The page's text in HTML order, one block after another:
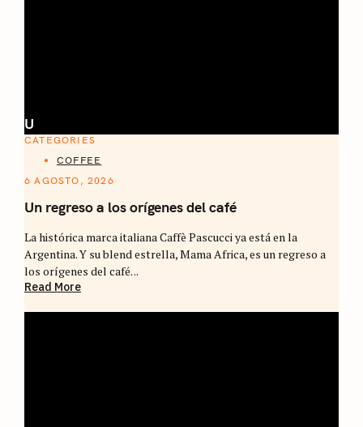
U
CATEGORIES
COFFEE
6 AGOSTO, 2026
Un regreso a los orígenes del café
La histórica marca italiana Caffè Pascucci ya está en la
Argentina. Y su blend estrella, Mama Africa, es un regreso a
los orígenes del café. ..
Read More